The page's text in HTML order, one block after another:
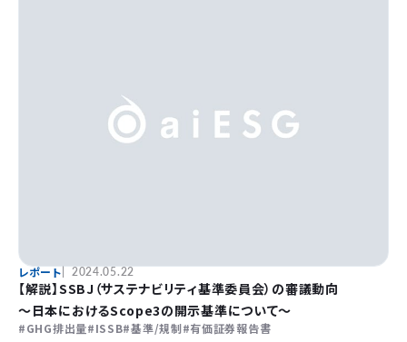
レポート 2024.05.22
【解説】SSBJ（サステナビリティ基準委員会）の審議動向
～日本におけるScope3の開示基準について～
GHG排出量 ISSB 基準/規制 有価証券報告書